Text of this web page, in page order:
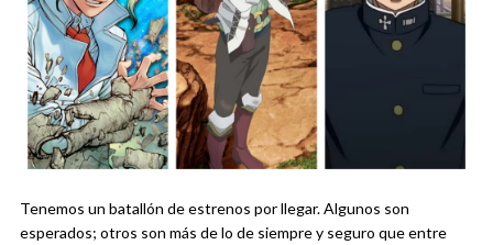
Tenemos un batallón de estrenos por llegar. Algunos son
esperados; otros son más de lo de siempre y seguro que entre